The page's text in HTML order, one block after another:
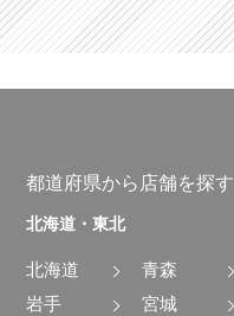
都道府県から店舗を探す
北海道・東北
北海道
青森
岩手
宮城